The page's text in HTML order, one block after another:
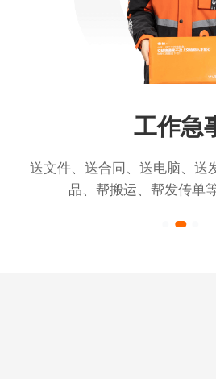
工作急
送文件、送合同、送电脑、送
品、帮搬运、帮发传单